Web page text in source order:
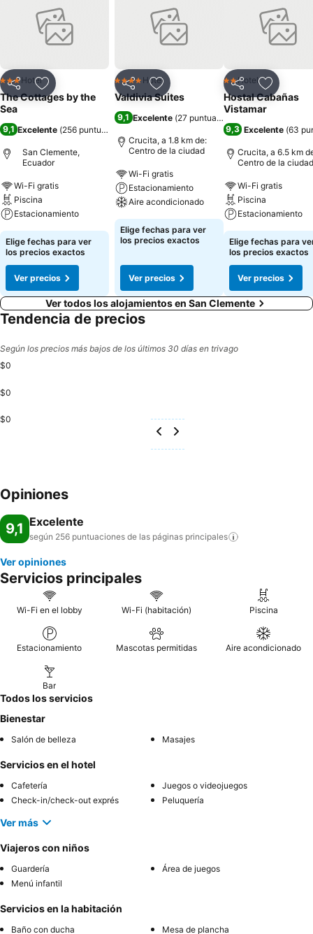
CompartirAgregar a favoritos
3 Estrellas
Hotel
The Cottages by the
Sea
9,1 Excelente (256 puntuaciones
San Clemente,
Ecuador
Wi-Fi gratis
Piscina
Estacionamiento
Elige fechas para ver
los precios exactos
Ver precios
CompartirAgregar a favoritos
4 EstrellasHotel
Valdivia Suites
9,1 Excelente (27 puntuaciones
Crucita, a 1.8 km de:
Centro de la ciudad
Wi-Fi gratis
Estacionamiento
Aire acondicionado
Elige fechas para ver
los precios exactos
Ver precios
CompartirAgregar
2 Estrellas
Hotel
Hostal Cabañas
Vistamar
9,3 Excelente (63
Crucita, a 6.5 km
Centro de la ciudad
Wi-Fi gratis
Piscina
Estacionamiento
Elige fechas para
los precios exactos
Ver precios
Ver todos los alojamientos en San Clemente
Tendencia de precios
Según los precios más bajos de los últimos 30 días en trivago
$0
$0
$0
Opiniones
9,1 Excelente
según 256 puntuaciones de las páginas principales
Ver opiniones
Servicios principales
Wi-Fi en el lobby Wi-Fi (habitación) Piscina
Estacionamiento Mascotas permitidas Aire acondicionado
Bar
Todos los servicios
Bienestar
Salón de belleza Masajes
Servicios en el hotel
Cafetería
Juegos o videojuegos
Check-in/check-out exprés
Peluquería
Ver más
Viajeros con niños
Guardería
Área de juegos
Menú infantil
Servicios en la habitación
Baño con ducha Mesa de plancha